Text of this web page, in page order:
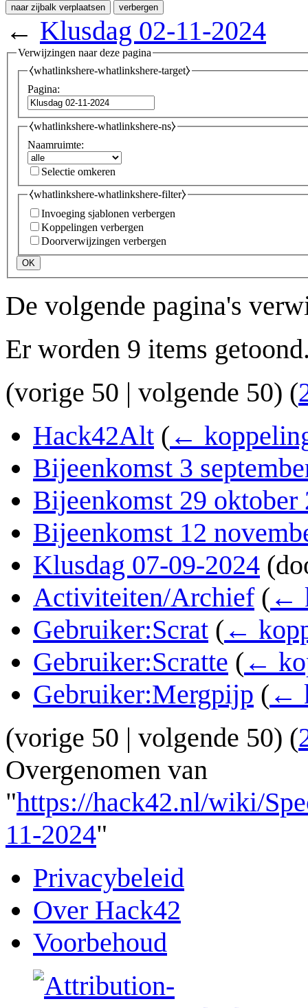
naar zijbalk verplaatsen verbergen
← Klusdag 02-11-2024
Verwijzingen naar deze pagina
⧼whatlinkshere-whatlinkshere-target⧽
Pagina:
⧼whatlinkshere-whatlinkshere-ns⧽
Naamruimte:
Selectie omkeren
⧼whatlinkshere-whatlinkshere-filter⧽
Invoeging sjablonen verbergen
Koppelingen verbergen
Doorverwijzingen verbergen
OK
De volgende pagina's
Er worden 9 items
(vorige 50 | volgende 50) (
Hack42Alt ( ←
Bijeenkomst 3
Bijeenkomst 29 oktober
Bijeenkomst 12
Klusdag 07-09-2024
Activiteiten/Archief ( ←
Gebruiker:Scrat ( ←
Gebruiker:Scratte ( ←
Gebruiker:Mergpijp ( ←
(vorige 50 | volgende 50) (
Overgenomen van
"https://hack42.nl/wiki/
11-2024"
Privacybeleid
Over Hack42
Voorbehoud